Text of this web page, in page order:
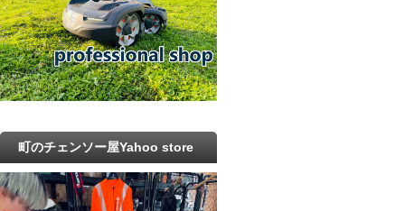
町のチェンソー屋Yahoo store